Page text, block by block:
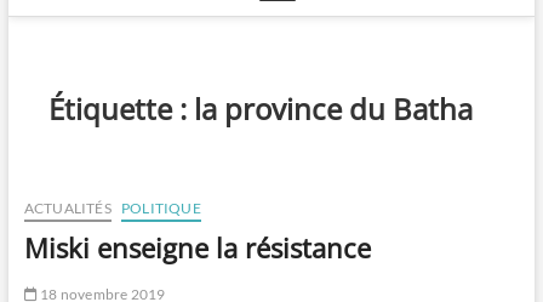
e
Étiquette : la province du Batha
ACTUALITÉS POLITIQUE
Miski enseigne la résistance
18 novembre 2019